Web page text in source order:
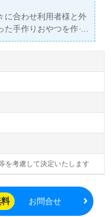
合わせ利用者様と外
手作りおやつを作っ
ん！ ご利用者と職員
ホームな職場です♪
を考慮して決定いたします
お問合せ